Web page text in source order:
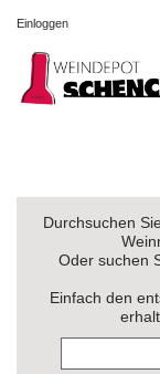
Einloggen
Durchsuchen
Oder suchen
Einfach den